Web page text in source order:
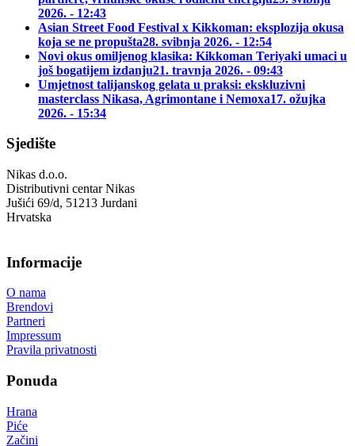
2026. - 12:43
Asian Street Food Festival x Kikkoman: eksplozija okusa
koja se ne propušta28. svibnja 2026. - 12:54
Novi okus omiljenog klasika: Kikkoman Teriyaki umaci u
još bogatijem izdanju21. travnja 2026. - 09:43
Umjetnost talijanskog gelata u praksi: ekskluzivni
masterclass Nikasa, Agrimontane i Nemoxa17. ožujka
2026. - 15:34
Sjedište
Nikas d.o.o.
Distributivni centar Nikas
Jušići 69/d, 51213 Jurdani
Hrvatska
Informacije
O nama
Brendovi
Partneri
Impressum
Pravila privatnosti
Ponuda
Hrana
Piće
Začini